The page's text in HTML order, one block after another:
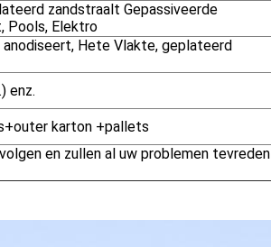
zandstraalt Gepassiveerde
Pools, Elektro
Hete Vlakte, geplateerd
enz.
karton +pallets
en zullen al uw problemen tevreden